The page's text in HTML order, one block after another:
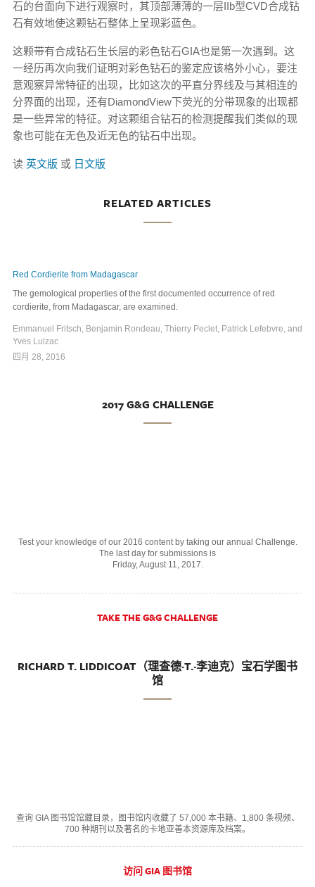
石的台面向下进行观察时，其顶部薄薄的一层IIb型CVD合成钻
石有效地使这颗钻石整体上呈现彩蓝色。
这颗带有合成钻石生长层的彩色钻石GIA也是第一次遇到。这
一经历再次向我们证明对彩色钻石的鉴定应该格外小心，要注
意观察异常特征的出现，比如这次的平直分界线及与其相连的
分界面的出现，还有DiamondView下荧光的分带现象的出现都
是一些异常的特征。对这颗组合钻石的检测提醒我们类似的现
象也可能在无色及近无色的钻石中出现。
读 英文版 或 日文版
RELATED ARTICLES
Red Cordierite from Madagascar
The gemological properties of the first documented occurrence of red
cordierite, from Madagascar, are examined.
Emmanuel Fritsch, Benjamin Rondeau, Thierry Peclet, Patrick Lefebvre, and
Yves Lulzac
四月 28, 2016
2017 G&G CHALLENGE
Test your knowledge of our 2016 content by taking our annual Challenge.
The last day for submissions is
Friday, August 11, 2017.
TAKE THE G&G CHALLENGE
RICHARD T. LIDDICOAT（理查德·T.·李迪克）宝石学图书
馆
查询 GIA 图书馆馆藏目录，图书馆内收藏了 57,000 本书籍、1,800 条视频、
700 种期刊以及著名的卡地亚善本资源库及档案。
访问 GIA 图书馆